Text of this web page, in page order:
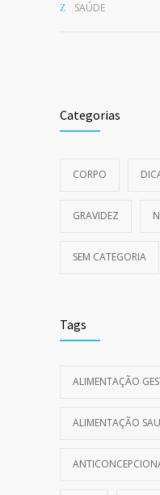
SAÚDE
Categorias
CORPO
GRAVIDEZ
SEM CATEGORIA
Tags
ALIMENTAÇÃO
ALIMENTAÇÃO